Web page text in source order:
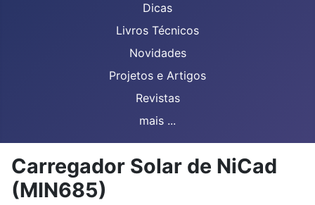
Dicas
Livros Técnicos
Novidades
Projetos e Artigos
Revistas
mais ...
Carregador Solar de NiCad
(MIN685)